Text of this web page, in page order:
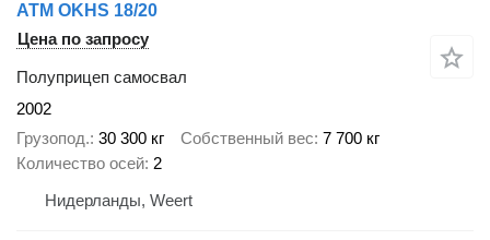
ATM OKHS 18/20
Цена по запросу
Полуприцеп самосвал
2002
Грузопод. 30 300 кг Собственный вес 7 700 кг
Количество осей 2
Нидерланды, Weert